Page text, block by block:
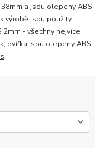
a jsou olepeny ABS
výrobě jsou použity
- všechny nejvíce
dvířka jsou olepeny ABS